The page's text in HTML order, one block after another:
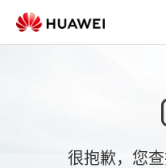
很抱歉，您